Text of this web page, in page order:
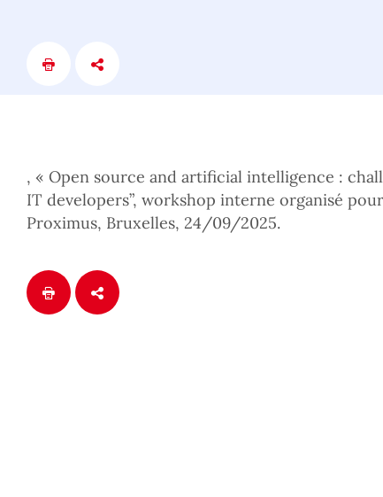
, « Open source and artificial intelligence :
IT developers”, workshop interne organisé
Proximus, Bruxelles, 24/09/2025.